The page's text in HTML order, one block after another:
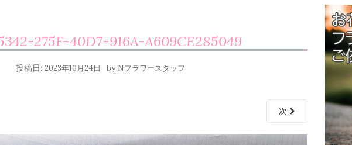
275F-40D7-916A-A609CE285049
投稿日: 2023年10月24日 by Nフラワースタッフ
次